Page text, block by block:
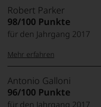
99–100 Punkte:
95–98 Punkte:
Tesdorpf
Der
Name
Tesdorpf
für
»Fine
Wine«,
für
die
edlen
Robert Parker
98/100 Punkte
für den Jahrgang 2017
100-96 Punkte:
Robert
Parker
Ganz
Mehr erfahren
Antonio Galloni
96/100 Punkte
für den Jahrgang 2017